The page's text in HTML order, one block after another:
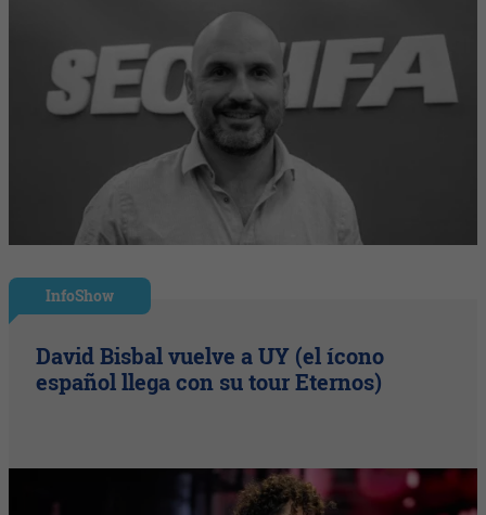
InfoShow
David Bisbal vuelve a UY (el ícono
español llega con su tour Eternos)